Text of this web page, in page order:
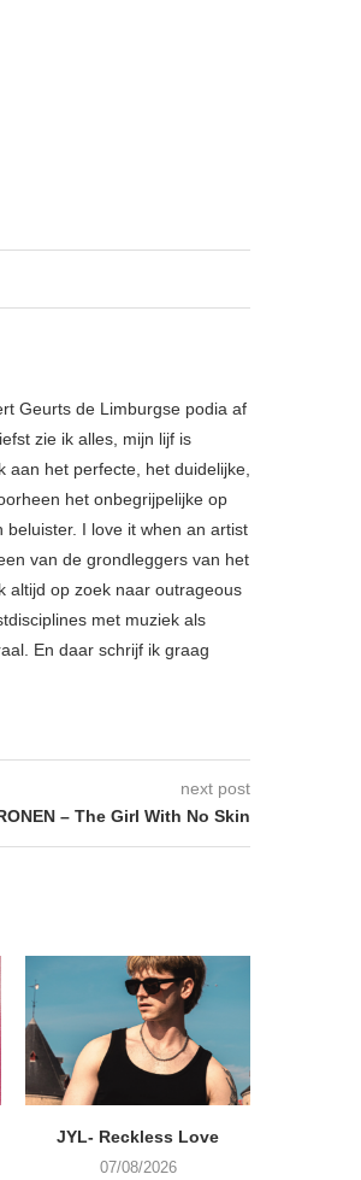
Geurts de Limburgse podia af
zie ik alles, mijn lijf is
aan het perfecte, het duidelijke,
het onbegrijpelijke op
I love it when an artist
van de grondleggers van het
altijd op zoek naar outrageous
met muziek als
En daar schrijf ik graag
next post
– The Girl With No Skin
JYL- Reckless Love
07/08/2026